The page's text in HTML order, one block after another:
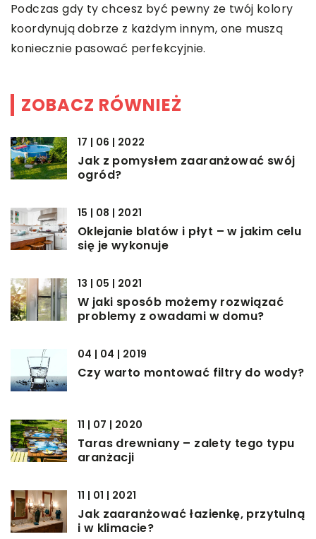
Podczas gdy ty chcesz być pewny że twój kolory
koordynują dobrze z każdym innym, one muszą
koniecznie pasować perfekcyjnie.
ZOBACZ RÓWNIEŻ
17 | 06 | 2022
Jak z pomysłem zaaranżować swój
ogród?
15 | 08 | 2021
Oklejanie blatów i płyt – w jakim celu
się je wykonuje
13 | 05 | 2021
W jaki sposób możemy rozwiązać
problemy z owadami w domu?
04 | 04 | 2019
Czy warto montować filtry do wody?
11 | 07 | 2020
Taras drewniany – zalety tego typu
aranżacji
11 | 01 | 2021
Jak zaaranżować łazienkę, przytulną
i w klimacie?